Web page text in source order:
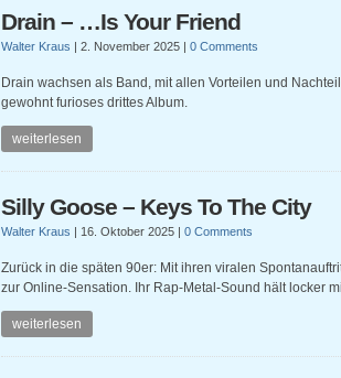
Drain – …Is Your Friend
Walter Kraus | 2. November 2025 | 0 Comments
Drain wachsen als Band, mit allen Vorteilen und
gewohnt furioses drittes Album.
weiterlesen
Silly Goose – Keys To The City
Walter Kraus | 16. Oktober 2025 | 0 Comments
Zurück in die späten 90er: Mit ihren viralen
zur Online-Sensation. Ihr Rap-Metal-Sound hält locker
weiterlesen